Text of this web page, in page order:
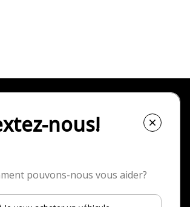
Nos top-30 modèles d'occasion
Toyota Corolla à vendre
Jeep Wrangler à vendre